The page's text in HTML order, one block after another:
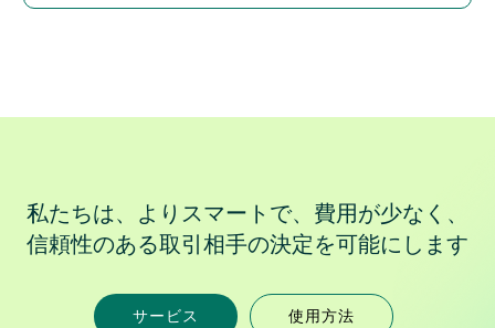
私たちは、よりスマートで、費用が少なく、
信頼性のある取引相手の決定を可能にします
サービス 使用方法